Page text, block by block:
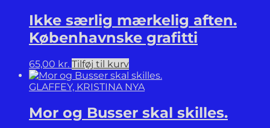
Ikke særlig mærkelig aften.
Københavnske grafitti
65,00 kr. Tilføj til kurv
GLAFFEY, KRISTINA NYA
Mor og Busser skal skilles.